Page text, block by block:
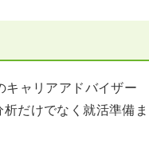
キャリアアドバイザー
だけでなく就活準備ま